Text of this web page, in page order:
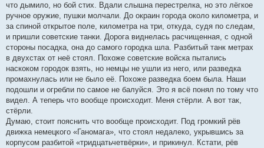
что дымило, но бой стих. Вдали слышна перестрелка, но это лёгкое
ручное оружие, пушки молчали. До окраин города около километра, и
за спиной открытое поле, километра на три, откуда, судя по следам,
и пришли советские танки. Дорога виднелась расчищенная, с одной
стороны посадка, она до самого городка шла. Разбитый танк метрах
в двухстах от неё стоял. Похоже советские войска пытались
наскоком городок взять, но немцы не ушли из него, или разведка
промахнулась или не было её. Похоже разведка боем была. Наши
подошли и огребли по самое не балуйся. Это я всё понял по тому что
видел. А теперь что вообще происходит. Меня стёрли. А вот так,
стёрли.
Думаю, стоит пояснить что вообще происходит. Под громкий рёв
движка немецкого «Ганомага», что стоял недалеко, укрывшись за
корпусом разбитой «тридцатьчетвёрки», и прикинул. Кстати, рёв